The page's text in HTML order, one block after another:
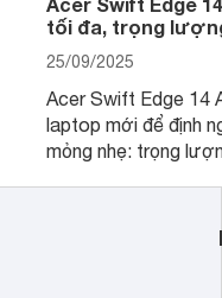
tối đa, trọng
25/09/2025
Acer Swift Edge 14
laptop mới để định
mỏng nhẹ: trọng
năng AI hàng đầu,